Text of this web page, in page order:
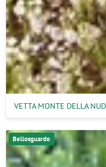
VETTA MONTE DELLA
Bellosguardo